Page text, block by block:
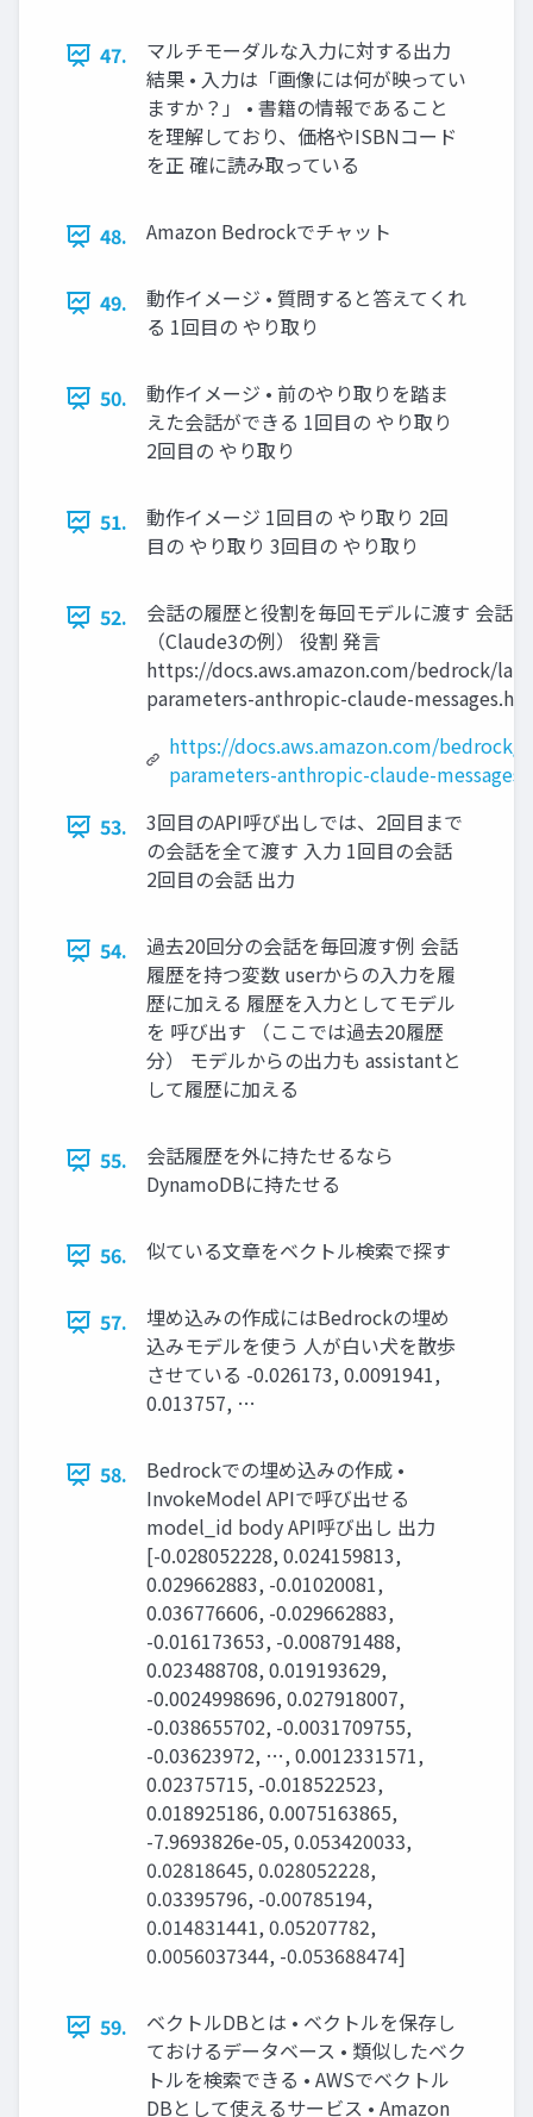
47.
マルチモーダルな入力に対する出力
結果 • 入力は「画像には何が映ってい
ますか？」 • 書籍の情報であること
を理解しており、価格やISBNコード
を正 確に読み取っている
48. Amazon Bedrockでチャット
49.
動作イメージ • 質問すると答えてくれ
る 1回目の やり取り
50.
動作イメージ • 前のやり取りを踏ま
えた会話ができる 1回目の やり取り
2回目の やり取り
51.
動作イメージ 1回目の やり取り 2回
目の やり取り 3回目の やり取り
52.
会話の履歴と役割を毎回モデルに渡す 会話
（Claude3の例） 役割 発言
https://docs.aws.amazon.com/bedrock/
parameters-anthropic-claude-
https://docs.aws.amazon.com/
parameters-anthropic-claude-
53.
3回目のAPI呼び出しでは、2回目まで
の会話を全て渡す 入力 1回目の会話
2回目の会話 出力
54.
過去20回分の会話を毎回渡す例 会話
履歴を持つ変数 userからの入力を履
歴に加える 履歴を入力としてモデル
を 呼び出す （ここでは過去20履歴
分） モデルからの出力も assistantと
して履歴に加える
55.
会話履歴を外に持たせるなら
DynamoDBに持たせる
56. 似ている文章をベクトル検索で探す
57.
埋め込みの作成にはBedrockの埋め
込みモデルを使う 人が白い犬を散歩
させている -0.026173, 0.0091941,
0.013757, …
58.
Bedrockでの埋め込みの作成 •
InvokeModel APIで呼び出せる
model_id body API呼び出し 出力
[-0.028052228, 0.024159813,
0.029662883, -0.01020081,
0.036776606, -0.029662883,
-0.016173653, -0.008791488,
0.023488708, 0.019193629,
-0.0024998696, 0.027918007,
-0.038655702, -0.0031709755,
-0.03623972, …, 0.0012331571,
0.02375715, -0.018522523,
0.018925186, 0.0075163865,
-7.9693826e-05, 0.053420033,
0.02818645, 0.028052228,
0.03395796, -0.00785194,
0.014831441, 0.05207782,
0.0056037344, -0.053688474]
59.
ベクトルDBとは • ベクトルを保存し
ておけるデータベース • 類似したベク
トルを検索できる • AWSでベクトル
DBとして使えるサービス • Amazon